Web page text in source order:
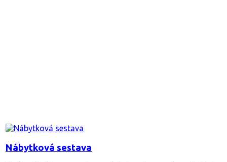
Nábytková sestava